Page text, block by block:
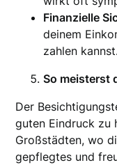
Finanzielle
deinem
zahlen
So meisterst
Der
guten Eindruck zu
Großstädten, wo
gepflegtes und